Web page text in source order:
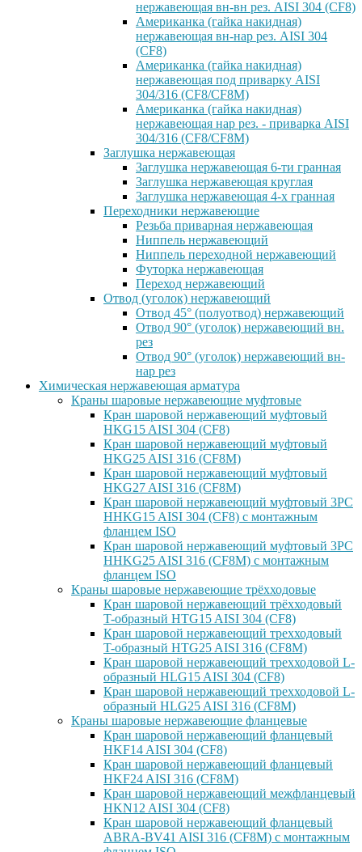
нержавеющая вн-вн рез. AISI 304 (CF8)
Американка (гайка накидная)
нержавеющая вн-нар рез. AISI 304
(CF8)
Американка (гайка накидная)
нержавеющая под приварку AISI
304/316 (CF8/CF8M)
Американка (гайка накидная)
нержавеющая нар рез. - приварка AISI
304/316 (CF8/CF8M)
Заглушка нержавеющая
Заглушка нержавеющая 6-ти гранная
Заглушка нержавеющая круглая
Заглушка нержавеющая 4-х гранная
Переходники нержавеющие
Резьба приварная нержавеющая
Ниппель нержавеющий
Ниппель переходной нержавеющий
Футорка нержавеющая
Переход нержавеющий
Отвод (уголок) нержавеющий
Отвод 45° (полуотвод) нержавеющий
Отвод 90° (уголок) нержавеющий вн.
рез
Отвод 90° (уголок) нержавеющий вн-
нар рез
Химическая нержавеющая арматура
Краны шаровые нержавеющие муфтовые
Кран шаровой нержавеющий муфтовый
HKG15 AISI 304 (CF8)
Кран шаровой нержавеющий муфтовый
HKG25 AISI 316 (CF8M)
Кран шаровой нержавеющий муфтовый
HKG27 AISI 316 (CF8M)
Кран шаровой нержавеющий муфтовый 3PC
HHKG15 AISI 304 (CF8) с монтажным
фланцем ISO
Кран шаровой нержавеющий муфтовый 3PC
HHKG25 AISI 316 (CF8M) с монтажным
фланцем ISO
Краны шаровые нержавеющие трёхходовые
Кран шаровой нержавеющий трёхходовый
T-образный HTG15 AISI 304 (CF8)
Кран шаровой нержавеющий трехходовый
T-образный HTG25 AISI 316 (CF8M)
Кран шаровой нержавеющий трехходовой L-
образный HLG15 AISI 304 (CF8)
Кран шаровой нержавеющий трехходовой L-
образный HLG25 AISI 316 (CF8M)
Краны шаровые нержавеющие фланцевые
Кран шаровой нержавеющий фланцевый
HKF14 AISI 304 (CF8)
Кран шаровой нержавеющий фланцевый
HKF24 AISI 316 (CF8M)
Кран шаровой нержавеющий межфланцевый
HKN12 AISI 304 (CF8)
Кран шаровой нержавеющий фланцевый
ABRA-BV41 AISI 316 (CF8M) с монтажным